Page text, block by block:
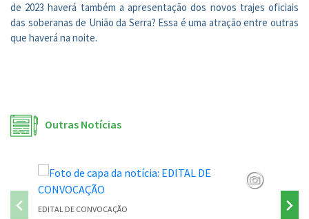
de 2023 haverá também a apresentação dos novos trajes oficiais
das soberanas de União da Serra? Essa é uma atração entre outras
que haverá na noite.
Outras Notícias
EDITAL DE CONVOCAÇÃO PONTE